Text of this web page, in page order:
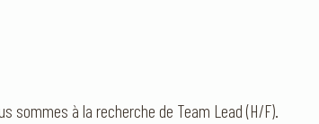
sommes à la recherche de Team Lead (H/F).